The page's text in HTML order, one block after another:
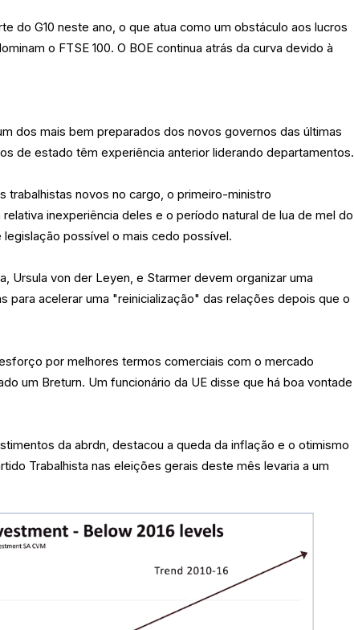
do G10 neste ano, o que atua como um obstáculo aos lucros
o FTSE 100. O BOE continua atrás da curva devido à
dos mais bem preparados dos novos governos das últimas
de estado têm experiência anterior liderando departamentos.
trabalhistas novos no cargo, o primeiro-ministro
inexperiência deles e o período natural de lua de mel do
possível o mais cedo possível.
Ursula von der Leyen, e Starmer devem organizar uma
para acelerar uma "reinicialização" das relações depois que o
por melhores termos comerciais com o mercado
um Breturn. Um funcionário da UE disse que há boa vontade
da abrdn, destacou a queda da inflação e o otimismo
Trabalhista nas eleições gerais deste mês levaria a um